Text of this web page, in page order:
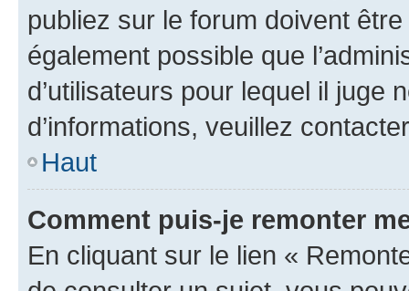
publiez sur le forum doivent
également possible que
d’utilisateurs pour lequel il juge
d’informations, veuillez
Haut
Comment puis-je remonter
En cliquant sur le lien «